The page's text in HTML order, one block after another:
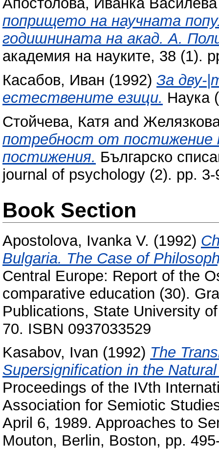
попрището на научната
годишнината на акад. А.
академия на науките, 38 (1).
Касабов, Иван (1992) За дву-
естествените езици. Наука
Стойчева, Катя and
потребност от постижение
постижения. Българско
journal of psychology (2). pp.
Book Section
Apostolova, Ivanka V. (1992)
Bulgaria. The Case of
Central Europe: Report of the
comparative education (30).
Publications, State University
70. ISBN 0937033529
Kasabov, Ivan (1992) The
Supersignification in the
Proceedings of the IVth
Association for Semiotic
April 6, 1989. Approaches to
Mouton, Berlin, Boston, pp.